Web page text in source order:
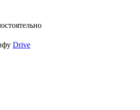
Drive